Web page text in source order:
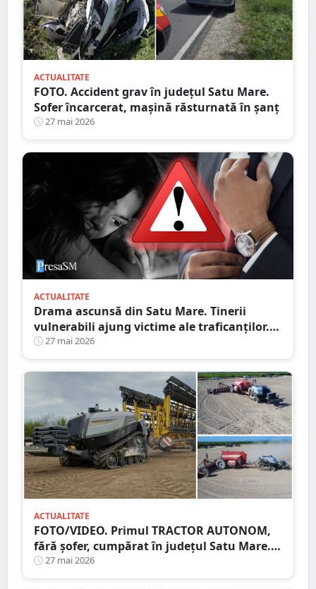
ACTUALITATE
FOTO. Accident grav în județul Satu Mare.
Sofer încarcerat, mașină răsturnată în șanț
27 mai 2026
ACTUALITATE
Drama ascunsă din Satu Mare. Tinerii
vulnerabili ajung victime ale traficanților.
Câte victime au fost înregistrate anul trecut
27 mai 2026
ACTUALITATE
FOTO/VIDEO. Primul TRACTOR AUTONOM,
fără șofer, cumpărat în județul Satu Mare.
Premieră în agricultura din România
27 mai 2026